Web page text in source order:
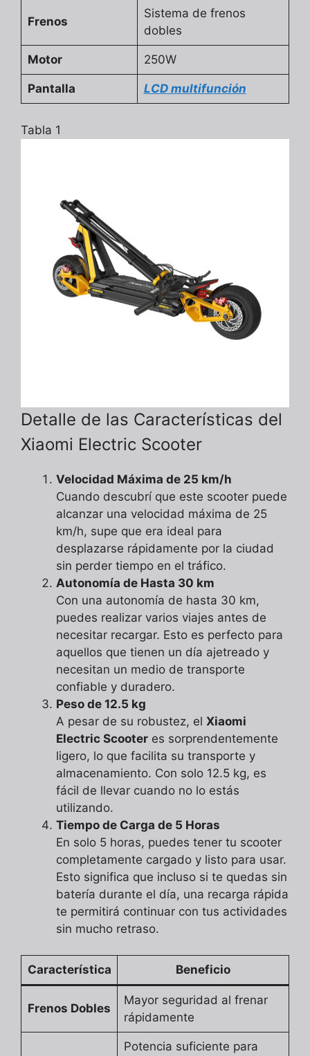
Frenos
Sistema de frenos
dobles
Motor 250W
Pantalla LCD multifunción
Tabla 1
Detalle de las Características del
Xiaomi Electric Scooter
Velocidad Máxima de 25 km/h
Cuando descubrí que este scooter puede
alcanzar una velocidad máxima de 25
km/h, supe que era ideal para
desplazarse rápidamente por la ciudad
sin perder tiempo en el tráfico.
Autonomía de Hasta 30 km
Con una autonomía de hasta 30 km,
puedes realizar varios viajes antes de
necesitar recargar. Esto es perfecto para
aquellos que tienen un día ajetreado y
necesitan un medio de transporte
confiable y duradero.
Peso de 12.5 kg
A pesar de su robustez, el Xiaomi
Electric Scooter es sorprendentemente
ligero, lo que facilita su transporte y
almacenamiento. Con solo 12.5 kg, es
fácil de llevar cuando no lo estás
utilizando.
Tiempo de Carga de 5 Horas
En solo 5 horas, puedes tener tu scooter
completamente cargado y listo para usar.
Esto significa que incluso si te quedas sin
batería durante el día, una recarga rápida
te permitirá continuar con tus actividades
sin mucho retraso.
Característica Beneficio
Frenos Dobles
Mayor seguridad al frenar
rápidamente
Potencia suficiente para